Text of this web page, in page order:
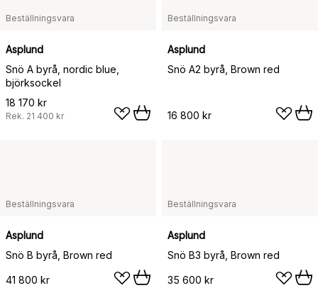
Beställningsvara
Asplund
Snö A byrå, nordic blue,
björksockel
18 170 kr
Rek. 21 400 kr
Beställningsvara
Asplund
Snö A2 byrå, Brown red
16 800 kr
Beställningsvara
Asplund
Snö B byrå, Brown red
41 800 kr
Beställningsvara
Asplund
Snö B3 byrå, Brown red
35 600 kr